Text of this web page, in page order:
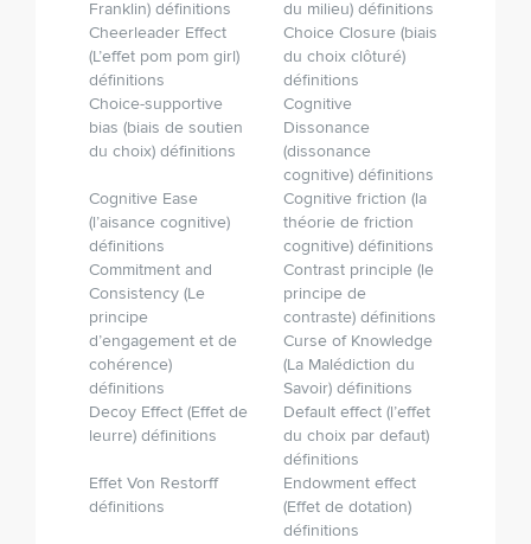
Franklin) définitions
du milieu) définitions
Cheerleader Effect
(L’effet pom pom girl)
définitions
Choice Closure (biais
du choix clôturé)
définitions
Choice-supportive
bias (biais de soutien
du choix) définitions
Cognitive
Dissonance
(dissonance
cognitive) définitions
Cognitive Ease
(l’aisance cognitive)
définitions
Cognitive friction (la
théorie de friction
cognitive) définitions
Commitment and
Consistency (Le
principe
d’engagement et de
cohérence)
définitions
Contrast principle (le
principe de
contraste) définitions
Curse of Knowledge
(La Malédiction du
Savoir) définitions
Decoy Effect (Effet de
leurre) définitions
Default effect (l’effet
du choix par defaut)
définitions
Effet Von Restorff
définitions
Endowment effect
(Effet de dotation)
définitions